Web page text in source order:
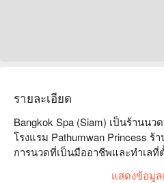
รายละเอียด
Bangkok Spa (Siam) เป็นร้านน
โรงแรม Pathumwan Princess ร้
การนวดที่เป็นมืออาชีพและทำเลที่
ผ่อนคลายและสะดวกสบายให้กับลูก
แสดงข้อมูล